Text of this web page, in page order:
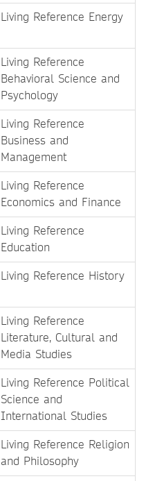
Living Reference Energy
Living Reference
Behavioral Science and
Psychology
Living Reference
Business and
Management
Living Reference
Economics and Finance
Living Reference
Education
Living Reference History
Living Reference
Literature, Cultural and
Media Studies
Living Reference Political
Science and
International Studies
Living Reference Religion
and Philosophy